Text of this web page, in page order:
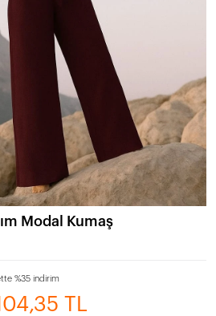
Modal Kumaş
%35 indirim
TL